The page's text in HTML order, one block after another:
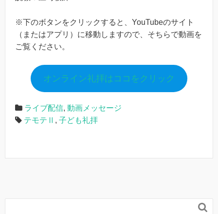
※下のボタンをクリックすると、YouTubeのサイト
（またはアプリ）に移動しますので、そちらで動画を
ご覧ください。
オンライン礼拝はココをクリック
ライブ配信, 動画メッセージ
テモテⅡ , 子ども礼拝
